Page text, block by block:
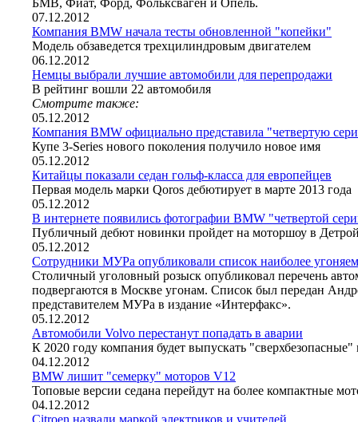
БМВ, Фиат, Форд, Фольксваген и Опель.
07.12.2012
Компания BMW начала тесты обновленной "копейки"
Модель обзаведется трехцилиндровым двигателем
06.12.2012
Немцы выбрали лучшие автомобили для перепродажи
В рейтинг вошли 22 автомобиля
Смотрите также:
05.12.2012
Компания BMW официально представила "четвертую
Купе 3-Series нового поколения получило новое имя
05.12.2012
Китайцы показали седан гольф-класса для европейцев
Первая модель марки Qoros дебютирует в марте 2013 года
05.12.2012
В интернете появились фотографии BMW "четвертой
Публичный дебют новинки пройдет на моторшоу в
05.12.2012
Сотрудники МУРа опубликовали список наиболее
Столичный уголовный розыск опубликовал перечень
подвергаются в Москве угонам. Список был передан
представителем МУРа в издание «Интерфакс».
05.12.2012
Автомобили Volvo перестанут попадать в аварии
К 2020 году компания будет выпускать
04.12.2012
BMW лишит "семерку" моторов V12
Топовые версии седана перейдут на более компактные
04.12.2012
Citroen назвали маркой электриков и учителей